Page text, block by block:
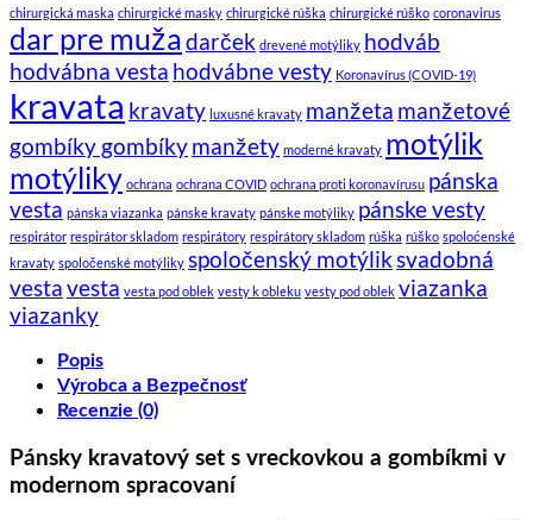
chirurgická maska chirurgické masky chirurgické rúška chirurgické rúško coronavirus
dar pre mužadarček drevené motýliky hodváb
hodvábna vesta hodvábne vesty Koronavírus (COVID-19)
kravata kravaty luxusné kravaty manžeta manžetové
gombíky gombíkymanžety moderné kravaty motýlik
motýliky ochrana ochrana COVID ochrana proti koronavírusu pánska
vesta pánska viazanka pánske kravaty pánske motýliky pánske vesty
respirátor respirátor skladom respirátory respirátory skladom rúška rúško spoloćenské
kravaty spoločenské motýliky spoločenský motýliksvadobná
vestavesta vesta pod oblek vesty k obleku vesty pod oblek viazanka
viazanky
Popis
Výrobca a Bezpečnosť
Recenzie (0)
Pánsky kravatový set s vreckovkou a gombíkmi v
modernom spracovaní